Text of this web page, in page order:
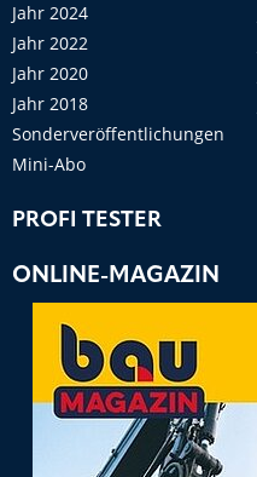
Jahr 2024
Jahr 2022
Jahr 2020
Jahr 2018
Sonderveröffentlichungen
Mini-Abo
PROFI TESTER
ONLINE-MAGAZIN